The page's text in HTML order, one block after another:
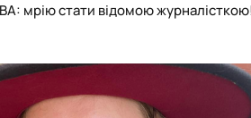
мрію стати відомою